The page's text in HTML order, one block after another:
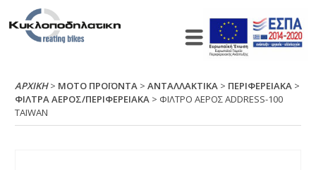
ΑΡΧΙΚΉ> ΜΟΤΟ ΠΡΟΪΟΝΤΑ >ΑΝΤΑΛΛΑΚΤΙΚΑ > ΠΕΡΙΦΕΡΕΙΑΚΑ >
ΦΙΛΤΡΑ ΑΕΡΟΣ/ΠΕΡΙΦΕΡΕΙΑΚΑ > ΦΙΛΤΡΟ ΑΕΡΟΣ ΑDDRΕSS-100
ΤΑΙWΑΝ